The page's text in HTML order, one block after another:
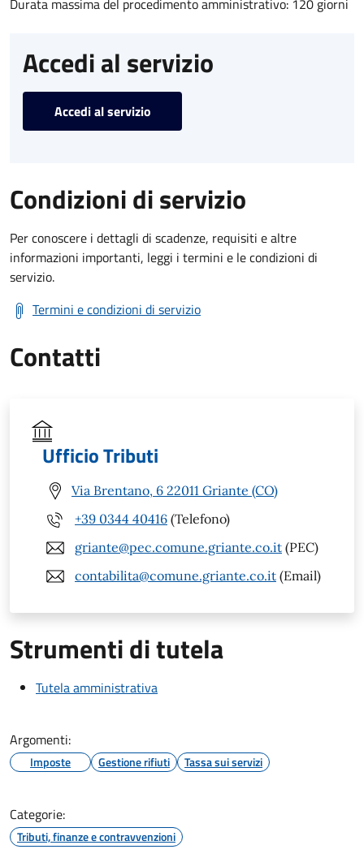
Accedi al servizio
Accedi al servizio
Condizioni di servizio
Per conoscere i dettagli di scadenze, requisiti e altre
informazioni importanti, leggi i termini e le condizioni di
servizio.
Termini e condizioni di servizio
Contatti
Ufficio Tributi
Via Brentano, 6 22011 Griante (CO)
+39 0344 40416 (Telefono)
griante@pec.comune.griante.co.it (PEC)
contabilita@comune.griante.co.it (Email)
Strumenti di tutela
Tutela amministrativa
Argomenti:
Imposte Gestione rifiuti Tassa sui servizi
Categorie:
Tributi, finanze e contravvenzioni